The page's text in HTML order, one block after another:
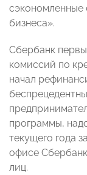
сэкономленные
бизнеса».
Сбербанк
комиссий по
начал
программы,
текущего года
офисе
лиц.